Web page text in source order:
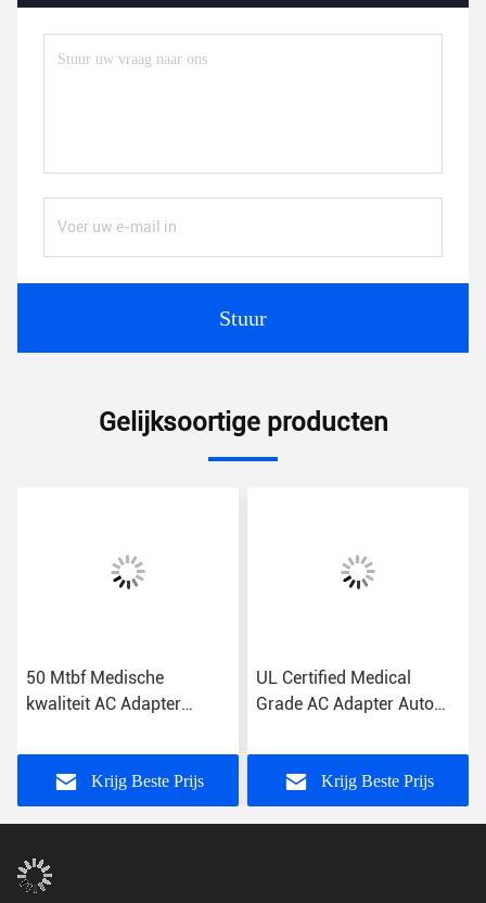
Stuur
Gelijksoortige producten
50 Mtbf Medische
kwaliteit AC Adapter
Bescherming 2A
Uitgangsstroom
Krijg Beste Prijs
UL Certified Medical
Grade AC Adapter Auto
Bescherming 85%
Efficiëntie US/EU/UK/AU
Plug 2A Output
Krijg Beste Prijs